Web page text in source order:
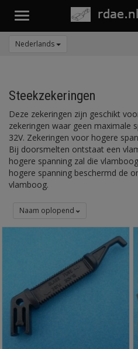
Toggle
Nederlands
Steekzekeringen
Deze zekeringen zijn geschikt
zekeringen waar geen maximale
32V. Zekeringen voor hogere
Bij doorsmelten ontstaat een
hogere spanning zal die
hogere spanning beschermd de
vlamboog.
Naam oplopend